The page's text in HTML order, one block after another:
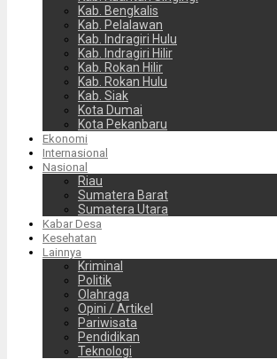
Kab. Bengkalis
Kab. Pelalawan
Kab. Indragiri Hulu
Kab. Indragiri Hilir
Kab. Rokan Hilir
Kab. Rokan Hulu
Kab. Siak
Kota Dumai
Kota Pekanbaru
Ekonomi
Internasional
Nasional
Riau
Sumatera Barat
Sumatera Utara
Kabar Desa
Kesehatan
Lainnya
Kriminal
Politik
Olahraga
Opini / Artikel
Pariwisata
Pendidikan
Teknologi